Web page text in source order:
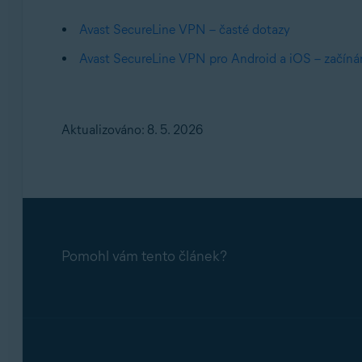
Avast SecureLine VPN – časté dotazy
Avast SecureLine VPN pro Android a iOS –
Aktualizováno: 8. 5. 2026
Pomohl vám tento článek?